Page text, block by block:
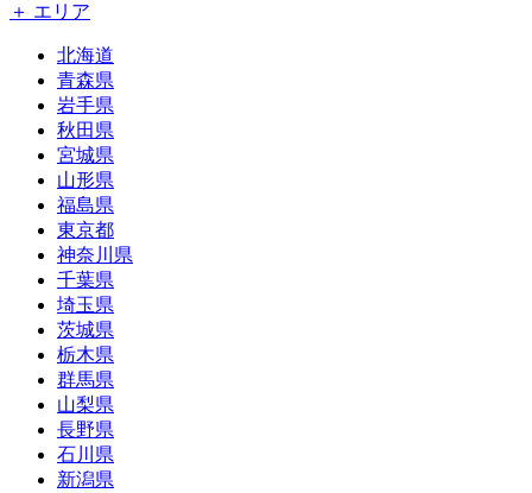
＋ エリア
北海道
青森県
岩手県
秋田県
宮城県
山形県
福島県
東京都
神奈川県
千葉県
埼玉県
茨城県
栃木県
群馬県
山梨県
長野県
石川県
新潟県